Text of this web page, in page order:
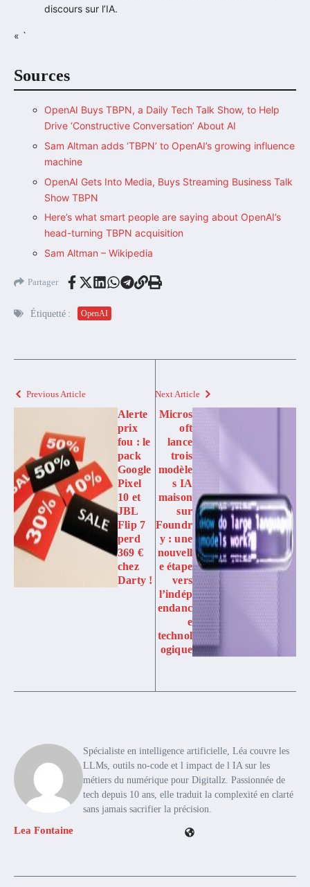
discours sur l’IA.
« `
Sources
OpenAI Buys TBPN, a Daily Tech Talk Show, to Help
Drive ‘Constructive Conversation’ About AI
Sam Altman adds ‘TBPN’ to OpenAI’s growing influence
machine
OpenAI Gets Into Media, Buys Streaming Business Talk
Show TBPN
Here’s what smart people are saying about OpenAI’s
head-turning TBPN acquisition
Sam Altman – Wikipedia
Partager
Étiquetté : OpenAI
Previous Article
Alerte
prix
fou : le
pack
Google
Pixel
10 et
JBL
Flip 7
perd
369 €
chez
Darty !
Next Article
Micros
oft
lance
trois
modèle
s IA
maison
sur
Foundr
y : une
nouvell
e étape
vers
l’indép
endanc
e
technol
ogique
Lea Fontaine
Spécialiste en intelligence artificielle, Léa couvre les
LLMs, outils no-code et l impact de l IA sur les
métiers du numérique pour Digitallz. Passionnée de
tech depuis 10 ans, elle traduit la complexité en clarté
sans jamais sacrifier la précision.